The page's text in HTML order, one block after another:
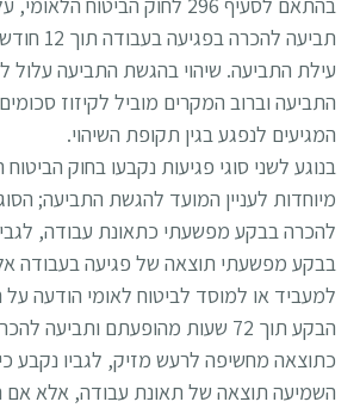
בהתאם לסעיף 296 לחוק הביטוח
תביעה
עילת התביעה. שיהוי בהגשת התביעה עלול
התביעה וברוב המקרים מוביל לקיזוז
המגיעים לנפגע בגין תקופת השיהוי.
בנוגע לשני סוגי פגיעות נקבעו בחוק
מיוחדות לעניין המועד להגשת התביעה;
להכרה בבקע מפשעתי כתאונת עבודה,
בבקע מפשעתי תוצאה של פגיעה בעבודה
למעביד או למוסד לביטוח לאומי הודעה
הבקע תוך 72 שעות מהופעתם ותביעה
כתוצאה מחשיפה לרעש מזיק, לגביו נקבע כי
השמיעה תוצאה של תאונת עבודה, אלא אם